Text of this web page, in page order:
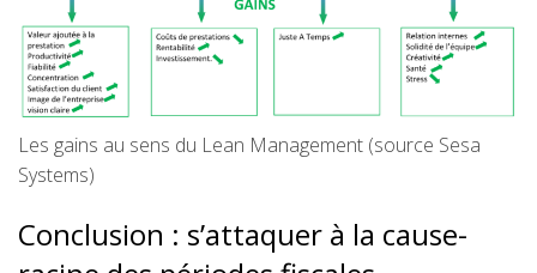
Les gains au sens du Lean Management (source Sesa
Systems)
Conclusion : s’attaquer à la cause-